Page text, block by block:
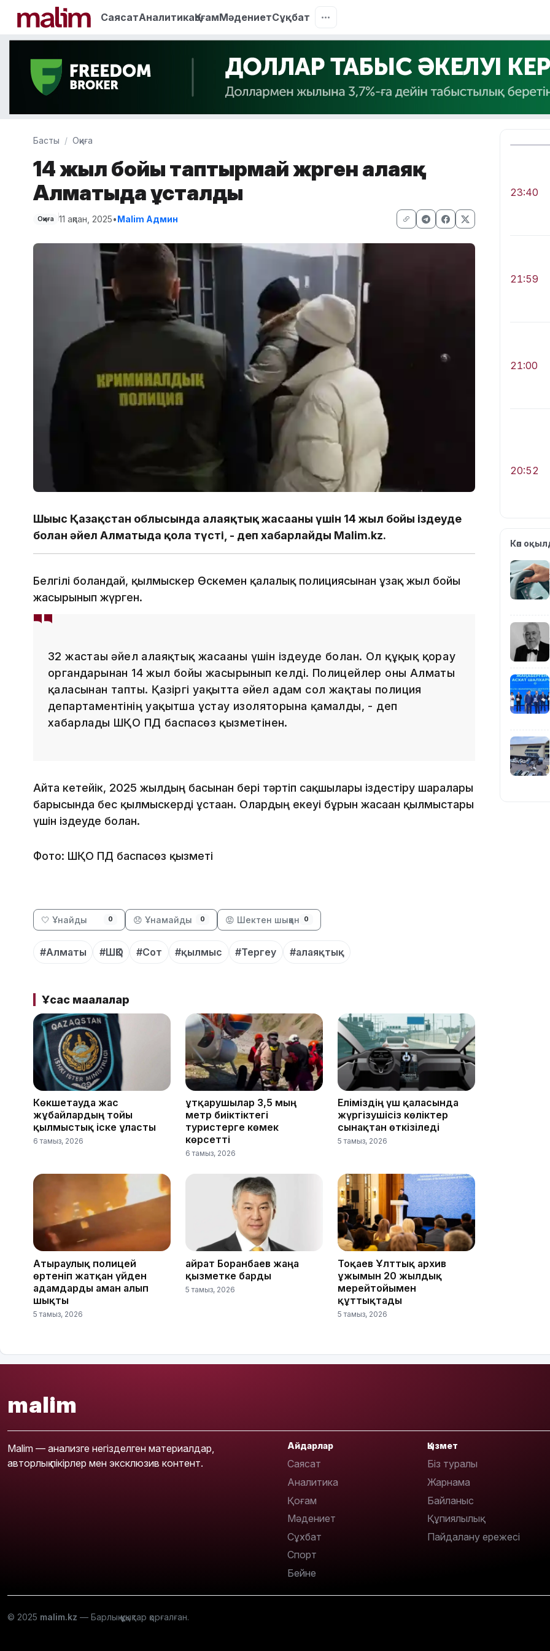
СаясатАналитикаҚоғамМәдениетСұқбат
Басты Оқиға
14 жыл бойы таптырмай жүрген алаяқ
Алматыда ұсталды
Оқиға 11 ақпан, 2025•Malim Админ
Шығыс Қазақстан облысында алаяқтық жасағаны үшін 14 жыл бойы іздеуде
болған әйел Алматыда қолға түсті, - деп хабарлайды Malim.kz.
Белгілі болғандай, қылмыскер Өскемен қалалық полициясынан ұзақ жыл бойы
жасырынып жүрген.
32 жастағы әйел алаяқтық жасағаны үшін іздеуде болған. Ол құқық қорғау
органдарынан 14 жыл бойы жасырынып келді. Полицейлер оны Алматы
қаласынан тапты. Қазіргі уақытта әйел адам сол жақтағы полиция
департаментінің уақытша ұстау изоляторына қамалды, - деп
хабарлады ШҚО ПД баспасөз қызметінен.
Айта кетейік, 2025 жылдың басынан бері тәртіп сақшылары іздестіру шаралары
барысында бес қылмыскерді ұстаған. Олардың екеуі бұрын жасаған қылмыстары
үшін іздеуде болған.
Фото: ШҚО ПД баспасөз қызметі
🤍 Ұнайды 0 😞 Ұнамайды 0 😡 Шектен шыққан 0
#Алматы #ШҚО #Сот #қылмыс #Тергеу #алаяқтық
Ұқсас мақалалар
Көкшетауда жас
жұбайлардың тойы
қылмыстық іске ұласты
6 тамыз, 2026
Құтқарушылар 3,5 мың
метр биіктіктегі
туристерге көмек
көрсетті
6 тамыз, 2026
Еліміздің үш қаласында
жүргізушісіз көліктер
сынақтан өткізіледі
5 тамыз, 2026
Атыраулық полицей
өртеніп жатқан үйден
адамдарды аман алып
шықты
5 тамыз, 2026
Қайрат Боранбаев жаңа
қызметке барды
5 тамыз, 2026
Тоқаев Ұлттық архив
ұжымын 20 жылдық
мерейтойымен
құттықтады
5 тамыз, 2026
23:40
21:59
21:00
20:52
19:39
18:45
13:14
Көп
malim
Malim — анализге негізделген материалдар,
авторлық пікірлер мен эксклюзив контент.
Айдарлар
Саясат
Аналитика
Қоғам
Мәдениет
Сұхбат
Спорт
Бейне
Қызмет
Біз туралы
Жарнама
Байланыс
Құпиялылық
Пайдалану ережесі
© 2025 malim.kz — Барлық құқықтар қорғалған.